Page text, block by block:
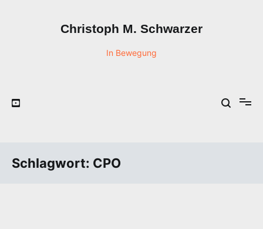
Christoph M. Schwarzer
In Bewegung
Schlagwort: CPO